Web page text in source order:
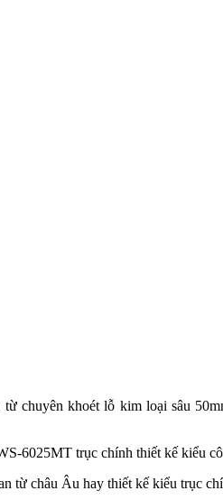
chuyên khoét lỗ kim loại sâu
6025MT trục chính thiết kế kiểu
từ châu Âu hay thiết kế kiểu trục